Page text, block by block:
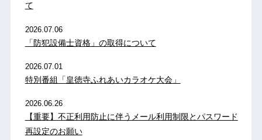
て
2026.07.06
「防犯設備士資格」の取得について
2026.07.01
特別番組「皇徳寺ふれあいカラオケ大会」
2026.06.26
【重要】不正利用防止に伴うメール利用制限とパスワード
再設定のお願い